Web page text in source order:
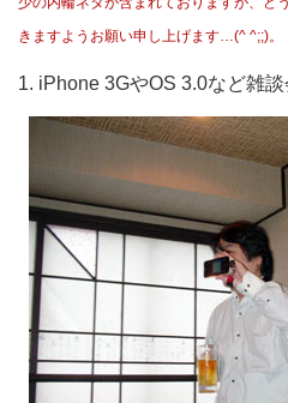
きますようお願い申し上げます…(^ ^;;)。
1. iPhone 3GやOS 3.0など雑談